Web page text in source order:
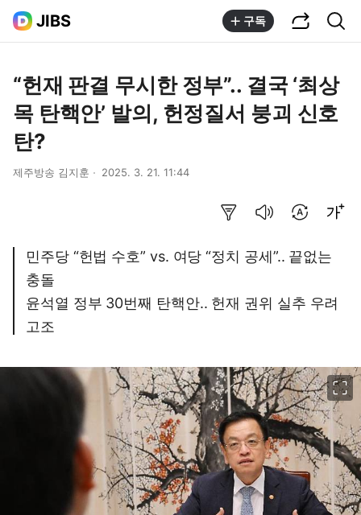
JIBS 구독
“헌재 판결 무시한 정부”.. 결국 ‘최상
목 탄핵안’ 발의, 헌정질서 붕괴 신호
탄?
제주방송 김지훈 2025. 3. 21. 11:44
민주당 “헌법 수호” vs. 여당 “정치 공세”.. 끝없는
충돌
윤석열 정부 30번째 탄핵안.. 헌재 권위 실추 우려
고조